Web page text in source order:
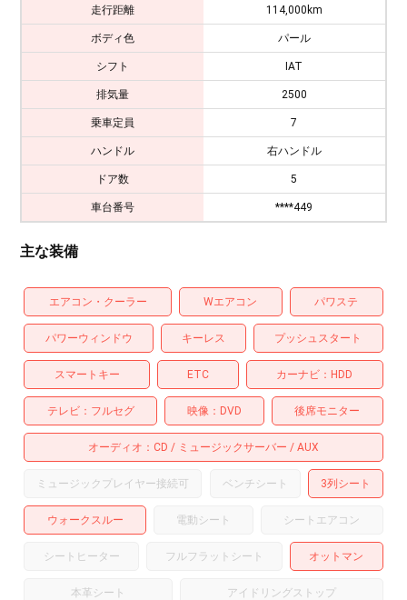
走行距離 114,000km
ボディ色 パール
シフト IAT
排気量 2500
乗車定員 7
ハンドル 右ハンドル
ドア数 5
車台番号 ****449
主な装備
エアコン・クーラー Wエアコン パワステ
パワーウィンドウ キーレス プッシュスタート
スマートキー ETC カーナビ HDD
テレビ フルセグ 映像 DVD 後席モニター
オーディオ CD ミュージックサーバー AUX
ミュージックプレイヤー接続可 ベンチシート 3列シート
ウォークスルー 電動シート シートエアコン
シートヒーター フルフラットシート オットマン
本革シート アイドリングストップ